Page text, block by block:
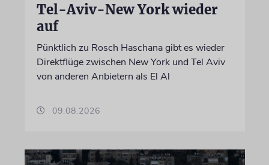
Tel-Aviv-New York wieder
auf
Pünktlich zu Rosch Haschana gibt es wieder
Direktflüge zwischen New York und Tel Aviv
von anderen Anbietern als El Al
09.08.2026